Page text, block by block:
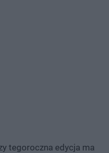
tegoroczna edycja ma